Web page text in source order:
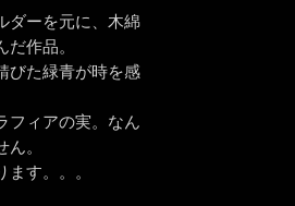
ダーを元に、木綿
作品。
びた緑青が時を感
フィアの実。なん
。
す。。。